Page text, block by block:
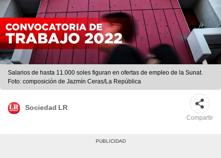
Salarios de hasta 11.000 soles figuran en ofertas de empleo de la Sunat.
Foto: composición de Jazmín Ceras/La República
Sociedad LR
Compartir